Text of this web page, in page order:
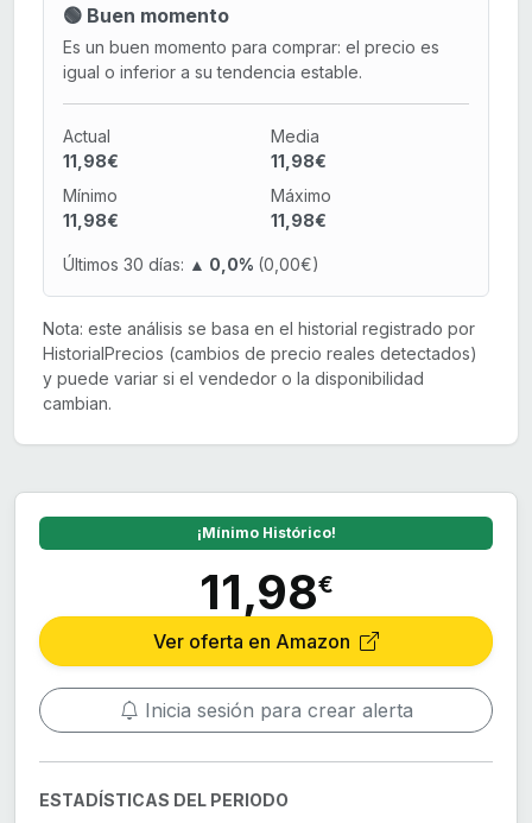
🟢 Buen momento
Es un buen momento para comprar: el precio es
igual o inferior a su tendencia estable.
Actual
11,98€
Media
11,98€
Mínimo
11,98€
Máximo
11,98€
Últimos 30 días: ▲ 0,0% (0,00€)
Nota: este análisis se basa en el historial registrado por
HistorialPrecios (cambios de precio reales detectados)
y puede variar si el vendedor o la disponibilidad
cambian.
¡Mínimo Histórico!
11,98€
Ver oferta en Amazon
Inicia sesión para crear alerta
ESTADÍSTICAS DEL PERIODO